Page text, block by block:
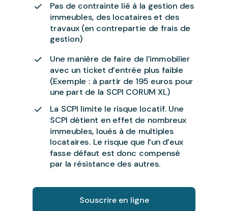
Souscrire en ligne
Pas de contrainte lié à la gestion des
immeubles, des locataires et des
travaux (en contrepartie de frais de
gestion)
Une manière de faire de l’immobilier
avec un ticket d’entrée plus faible
(Exemple : à partir de 195 euros pour
une part de la SCPI CORUM XL)
La SCPI limite le risque locatif. Une
SCPI détient en effet de nombreux
immeubles, loués à de multiples
locataires. Le risque que l’un d’eux
fasse défaut est donc compensé
par la résistance des autres.